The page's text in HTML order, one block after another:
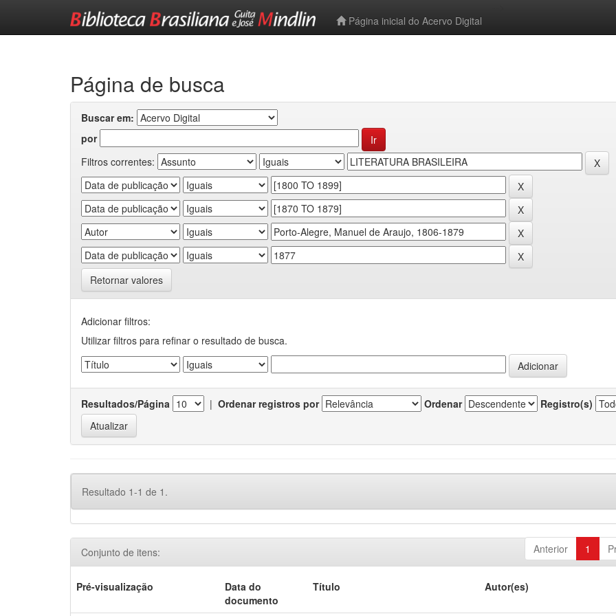
Página inicial do Acervo Digital
Página de busca
Buscar em:
por
Filtros correntes:
Retornar valores
Adicionar filtros:
Utilizar filtros para refinar o resultado de busca.
Resultados/Página | Ordenar registros por Ordenar Registro(s)
Resultado 1-1 de 1.
Anterior 1
Conjunto de itens:
Pré-visualização
Data do
documento
Título Autor(es)